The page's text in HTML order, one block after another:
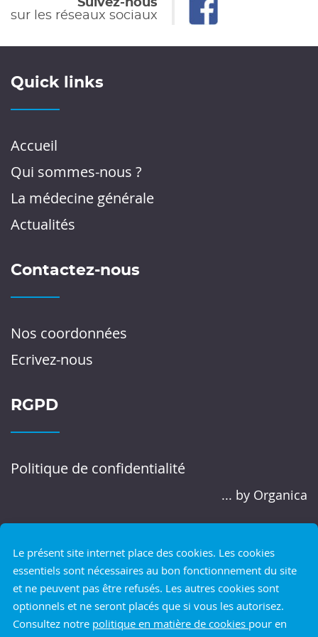
Suivez-nous
sur les réseaux sociaux
Quick links
Accueil
Qui sommes-nous ?
La médecine générale
Actualités
Contactez-nous
Nos coordonnées
Ecrivez-nous
RGPD
Politique de confidentialité
... by Organica
Le présent site internet place des cookies. Les cookies
essentiels sont nécessaires au bon fonctionnement du site
et ne peuvent pas être refusés. Les autres cookies sont
optionnels et ne seront placés que si vous les autorisez.
Consultez notre politique en matière de cookies pour en